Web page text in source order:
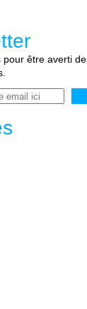
pour être averti